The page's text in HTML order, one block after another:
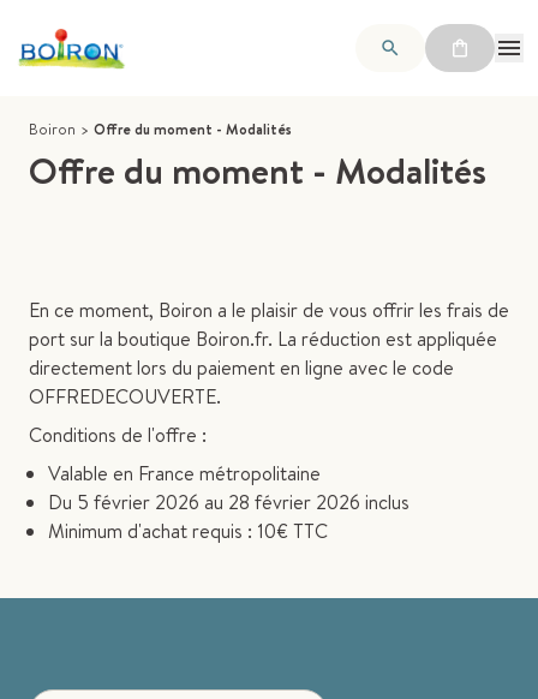
Boiron > Offre du moment - Modalités
Offre du moment - Modalités
En ce moment, Boiron a le plaisir de vous offrir les frais de
port sur la boutique Boiron.fr. La réduction est appliquée
directement lors du paiement en ligne avec le code
OFFREDECOUVERTE.
Conditions de l'offre :
Valable en France métropolitaine
Du 5 février 2026 au 28 février 2026 inclus
Minimum d'achat requis : 10€ TTC